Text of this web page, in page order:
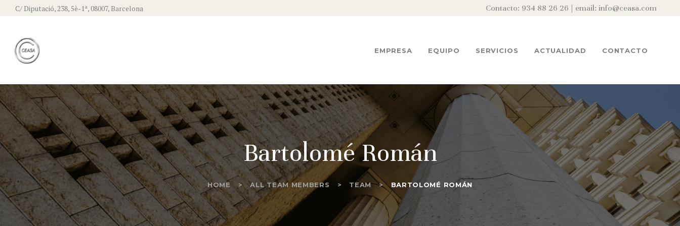
C/ Diputació, 238, 5è-1ª, 08007, Barcelona Contacto: 934 88 26 26 | email: info@ceasa.com
EMPRESA EQUIPO SERVICIOS ACTUALIDAD CONTACTO
Bartolomé Román
HOME ALL TEAM MEMBERS TEAM BARTOLOMÉ ROMÁN
ACTUALIDAD
CONTACTO